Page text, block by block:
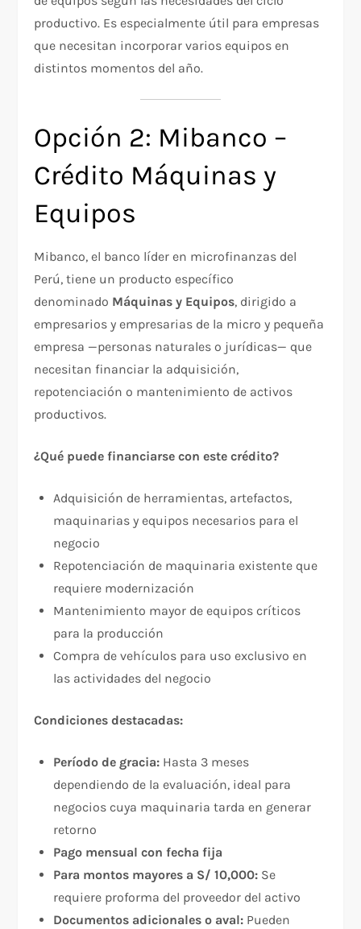
productivo. Es especialmente útil para empresas
que necesitan incorporar varios equipos en
distintos momentos del año.
Opción 2: Mibanco –
Crédito Máquinas y
Equipos
Mibanco, el banco líder en microfinanzas del
Perú, tiene un producto específico
denominado Máquinas y Equipos, dirigido a
empresarios y empresarias de la micro y pequeña
empresa —personas naturales o jurídicas— que
necesitan financiar la adquisición,
repotenciación o mantenimiento de activos
productivos.
¿Qué puede financiarse con este crédito?
Adquisición de herramientas, artefactos,
maquinarias y equipos necesarios para el
negocio
Repotenciación de maquinaria existente que
requiere modernización
Mantenimiento mayor de equipos críticos
para la producción
Compra de vehículos para uso exclusivo en
las actividades del negocio
Condiciones destacadas:
Período de gracia: Hasta 3 meses
dependiendo de la evaluación, ideal para
negocios cuya maquinaria tarda en generar
retorno
Pago mensual con fecha fija
Para montos mayores a S/ 10,000: Se
requiere proforma del proveedor del activo
Documentos adicionales o aval: Pueden